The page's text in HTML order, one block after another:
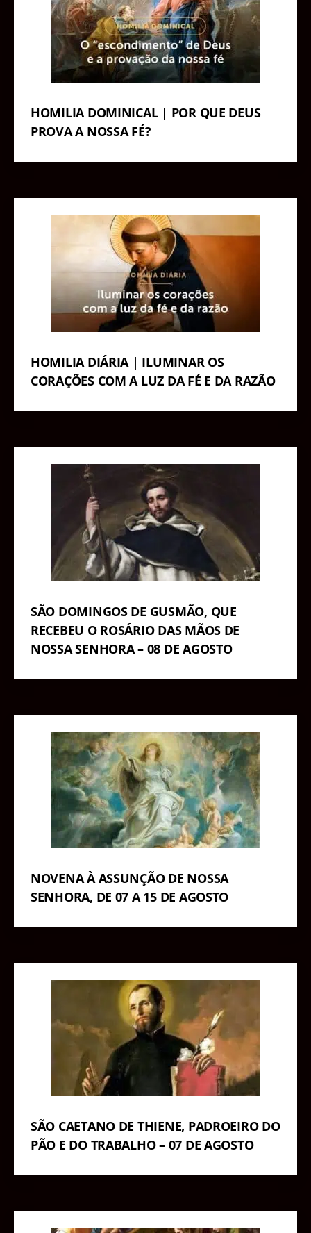
HOMILIA DOMINICAL | POR QUE DEUS
PROVA A NOSSA FÉ?
HOMILIA DIÁRIA | ILUMINAR OS
CORAÇÕES COM A LUZ DA FÉ E DA RAZÃO
SÃO DOMINGOS DE GUSMÃO, QUE
RECEBEU O ROSÁRIO DAS MÃOS DE
NOSSA SENHORA – 08 DE AGOSTO
NOVENA À ASSUNÇÃO DE NOSSA
SENHORA, DE 07 A 15 DE AGOSTO
SÃO CAETANO DE THIENE, PADROEIRO DO
PÃO E DO TRABALHO – 07 DE AGOSTO